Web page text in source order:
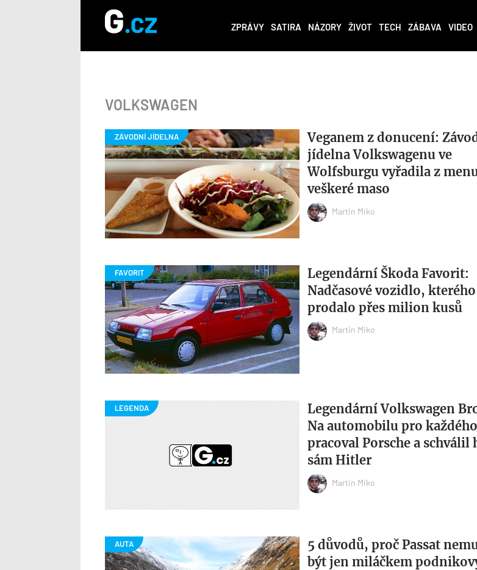
ZPRÁVY SATIRA NÁZORY ŽIVOT TECH ZÁBAVA VIDEO
VOLKSWAGEN
Veganem z donucení:
jídelna Volkswagenu ve
Wolfsburgu vyřadila z
veškeré maso
Martin Miko
Legendární Škoda Favorit:
Nadčasové vozidlo, kterého
prodalo přes milion kusů
Martin Miko
Legendární Volkswagen
Na automobilu pro každého
pracoval Porsche a schválil
sám Hitler
Martin Miko
5 důvodů, proč Passat
být jen miláčkem